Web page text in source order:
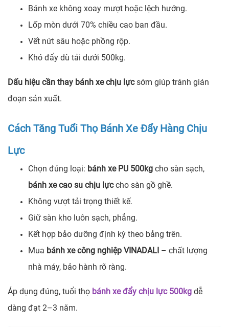
Bánh xe không xoay mượt hoặc lệch hướng.
Lốp mòn dưới 70% chiều cao ban đầu.
Vết nứt sâu hoặc phồng rộp.
Khó đẩy dù tải dưới 500kg.
Dấu hiệu cần thay bánh xe chịu lựcsớm giúp tránh gián
đoạn sản xuất.
Cách Tăng Tuổi Thọ Bánh Xe Đẩy Hàng Chịu
Lực
Chọn đúng loại: bánh xe PU 500kg cho sàn sạch,
bánh xe cao su chịu lựccho sàn gồ ghề.
Không vượt tải trọng thiết kế.
Giữ sàn kho luôn sạch, phẳng.
Kết hợp bảo dưỡng định kỳ theo bảng trên.
Mua bánh xe công nghiệp VINADALI – chất lượng
nhà máy, bảo hành rõ ràng.
Áp dụng đúng, tuổi thọ bánh xe đẩy chịu lực 500kg dễ
dàng đạt 2–3 năm.